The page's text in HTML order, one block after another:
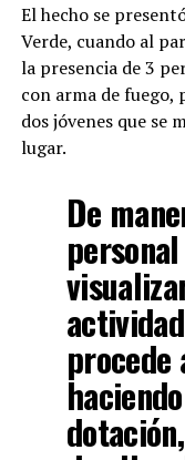
El hecho se
Verde, cuando al
la presencia de 3
con arma de
dos jóvenes que se
lugar.
De